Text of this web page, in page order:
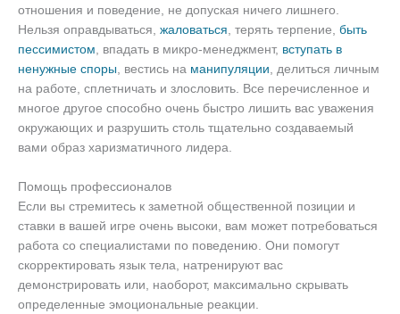
отношения и поведение, не допуская ничего лишнего.
Нельзя оправдываться, жаловаться , терять терпение, быть
пессимистом , впадать в микро-менеджмент, вступать в
ненужные споры , вестись на манипуляции , делиться личным
на работе, сплетничать и злословить. Все перечисленное и
многое другое способно очень быстро лишить вас уважения
окружающих и разрушить столь тщательно создаваемый
вами образ харизматичного лидера.
Помощь профессионалов
Если вы стремитесь к заметной общественной позиции и
ставки в вашей игре очень высоки, вам может потребоваться
работа со специалистами по поведению. Они помогут
скорректировать язык тела, натренируют вас
демонстрировать или, наоборот, максимально скрывать
определенные эмоциональные реакции.